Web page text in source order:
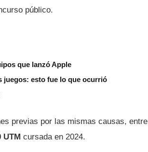
público.
que lanzó Apple
juegos: esto fue lo que ocurrió
previas por las mismas causas, entre
UTM cursada en 2024.